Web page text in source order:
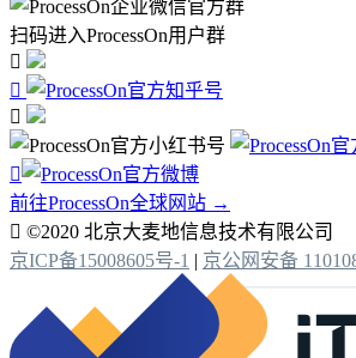
扫码进入ProcessOn用户群




前往ProcessOn全球网站 →
 ©2020 北京大麦地信息技术有限公司
京ICP备15008605号-1 | 京公网安备